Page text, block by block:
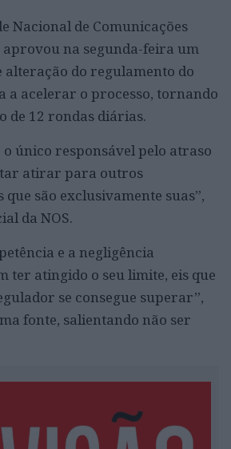
Nacional de Comunicações
aprovou na segunda-feira um
alteração do regulamento do
a acelerar o processo, tornando
de 12 rondas diárias.
o único responsável pelo atraso
atirar para outros
são exclusivamente suas”,
da NOS.
e a negligência
ter atingido o seu limite, eis que
se consegue superar”,
fonte, salientando não ser